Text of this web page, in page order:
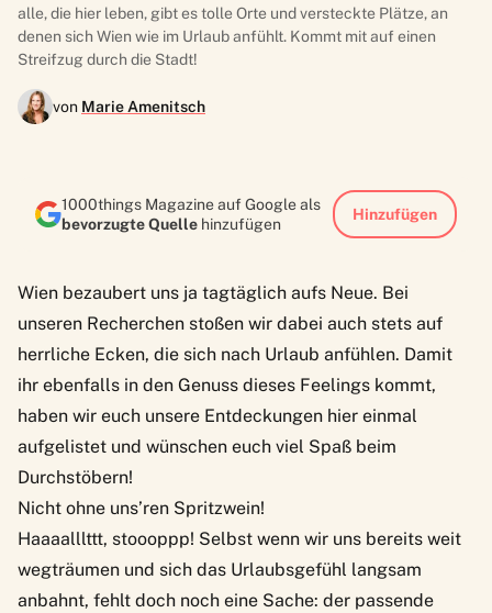
alle, die hier leben, gibt es tolle Orte und versteckte Plätze, an
denen sich Wien wie im Urlaub anfühlt. Kommt mit auf einen
Streifzug durch die Stadt!
von Marie Amenitsch
1000things Magazine auf Google als
bevorzugte Quelle hinzufügen
Hinzufügen
Wien bezaubert uns ja tagtäglich aufs Neue. Bei
unseren Recherchen stoßen wir dabei auch stets auf
herrliche Ecken, die sich nach Urlaub anfühlen. Damit
ihr ebenfalls in den Genuss dieses Feelings kommt,
haben wir euch unsere Entdeckungen hier einmal
aufgelistet und wünschen euch viel Spaß beim
Durchstöbern!
Nicht ohne uns’ren Spritzwein!
Haaaalllttt, stoooppp! Selbst wenn wir uns bereits weit
wegträumen und sich das Urlaubsgefühl langsam
anbahnt, fehlt doch noch eine Sache: der passende